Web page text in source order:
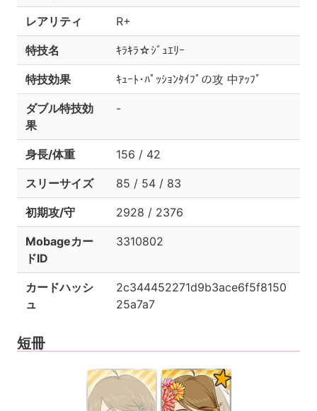
レアリティ R+
特技名 ｷﾗｷﾗ☆ｼﾞｭｴﾘｰ
特技効果 ｷｭｰﾄ･ﾊﾟｯｼｮﾝﾀｲﾌﾟの攻 中ｱｯﾌﾟ
ダブル特技効
果
-
身長/体重 156 / 42
スリーサイズ 85 / 54 / 83
初期攻/守 2928 / 2376
Mobageカー
ドID
3310802
カードハッシ
ュ
2c344452271d9b3ace6f5f8150
25a7a7
短冊